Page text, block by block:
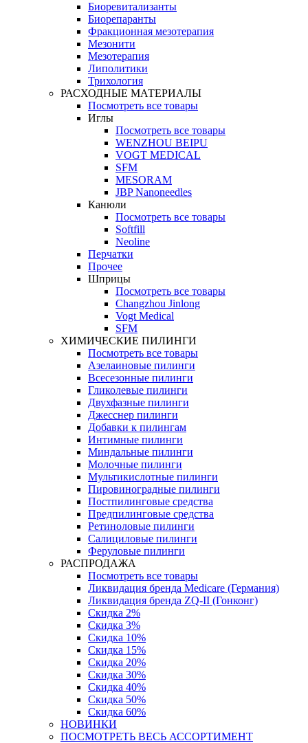
Биоревитализанты
Биорепаранты
Фракционная мезотерапия
Мезонити
Мезотерапия
Липолитики
Трихология
РАСХОДНЫЕ МАТЕРИАЛЫ
Посмотреть все товары
Иглы
Посмотреть все товары
WENZHOU BEIPU
VOGT MEDICAL
SFM
MESORAM
JBP Nanoneedles
Канюли
Посмотреть все товары
Softfill
Neoline
Перчатки
Прочее
Шприцы
Посмотреть все товары
Changzhou Jinlong
Vogt Medical
SFM
ХИМИЧЕСКИЕ ПИЛИНГИ
Посмотреть все товары
Азелаиновые пилинги
Всесезонные пилинги
Гликолевые пилинги
Двухфазные пилинги
Джесснер пилинги
Добавки к пилингам
Интимные пилинги
Миндальные пилинги
Молочные пилинги
Мультикислотные пилинги
Пировиноградные пилинги
Постпилинговые средства
Предпилинговые средства
Ретиноловые пилинги
Салициловые пилинги
Феруловые пилинги
РАСПРОДАЖА
Посмотреть все товары
Ликвидация бренда Medicare (Германия)
Ликвидация бренда ZQ-II (Гонконг)
Скидка 2%
Скидка 3%
Скидка 10%
Скидка 15%
Скидка 20%
Скидка 30%
Скидка 40%
Скидка 50%
Скидка 60%
НОВИНКИ
ПОСМОТРЕТЬ ВЕСЬ АССОРТИМЕНТ